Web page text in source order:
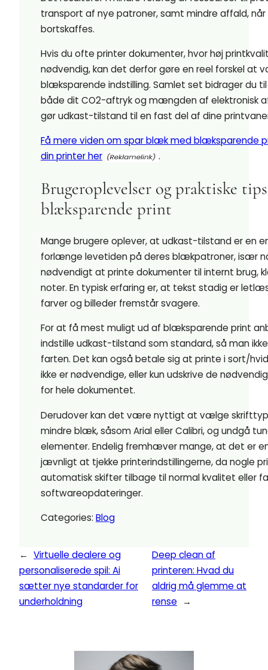
transport af nye patroner, samt mindre affald, når
bortskaffes.
Hvis du ofte printer dokumenter, hvor høj
nødvendig, kan det derfor gøre en reel forskel at
blæksparende indstilling. Samlet set bidrager du
både dit CO2-aftryk og mængden af elektronisk
gør udkast-tilstand til en fast del af dine
Få mere viden om spar blæk med blæksparende
din printer her
.
Brugeroplevelser og praktiske
blæksparende print
Mange brugere oplever, at udkast-tilstand er en
forlænge levetiden på deres blækpatroner, især
nødvendigt at printe dokumenter til internt brug,
noter. En typisk erfaring er, at tekst stadig er
farver og billeder fremstår svagere.
For at få mest muligt ud af blæksparende print
indstille udkast-tilstand som standard, så man
farten. Det kan også betale sig at printe i sort/
ikke er nødvendige, eller kun udskrive de
for hele dokumentet.
Derudover kan det være nyttigt at vælge
mindre blæk, såsom Arial eller Calibri, og undgå
elementer. Endelig fremhæver mange, at det er
jævnligt at tjekke printerindstillingerne, da nogle
automatisk skifter tilbage til normal kvalitet eller
softwareopdateringer.
Categories: Blog
← Virtuelle dealere og
personaliserede spil: Ai
sætter nye standarder for
underholdning
Deep clean af
printeren: Hvad du
aldrig må glemme at
rense
→